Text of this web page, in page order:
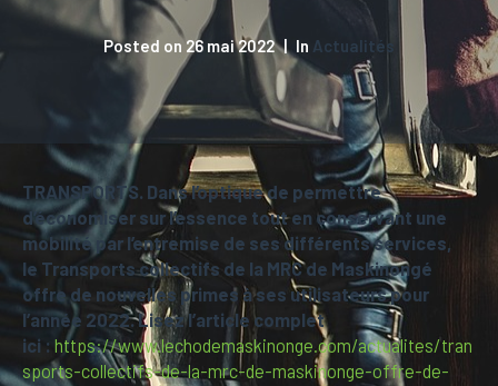
Posted on 26 mai 2022 In Actualités
TRANSPORTS. Dans l’optique de permettre
d’économiser sur l’essence tout en conservant une
mobilité par l’entremise de ses différents services,
le Transports collectifs de la MRC de Maskinongé
offre de nouvelles primes à ses utilisateurs pour
l’année 2022. Lisez l’article complet
ici : https://www.lechodemaskinonge.com/actualites/tran
sports-collectifs-de-la-mrc-de-maskinonge-offre-de-